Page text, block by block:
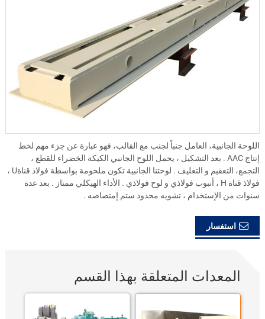
اللوحة الجانبية، العامل جنباً لجنب مع القالب، فهو عبارة عن جزء مهم لخط
إنتاج AAC . بعد التشكيل ، يحمل اللوح الجانبي الكيكة الخضراء للقطع ،
التجمع، التعقيم و التغليف . لوحتنا الجانبية تكون ملحومة بواسطة فولاذ قناةU ،
فولاذ قناة H ، أنبوب فولاذي و لوح فولاذي . الأداء الهيكلي ممتاز . بعد عدة
سنوات من الإستخدام ، تشويه محدود ستم إمتصاصه .
استفسار
المعدات المتعلقة بهذا القسم